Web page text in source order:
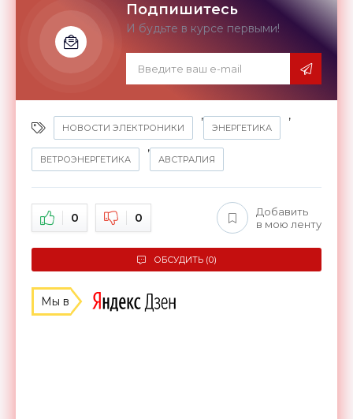
Подпишитесь
И будьте в курсе первыми!
НОВОСТИ ЭЛЕКТРОНИКИ
,
ЭНЕРГЕТИКА
,
ВЕТРОЭНЕРГЕТИКА
,
АВСТРАЛИЯ
0 0
Добавить
в мою ленту
ОБСУДИТЬ (0)
Мы в